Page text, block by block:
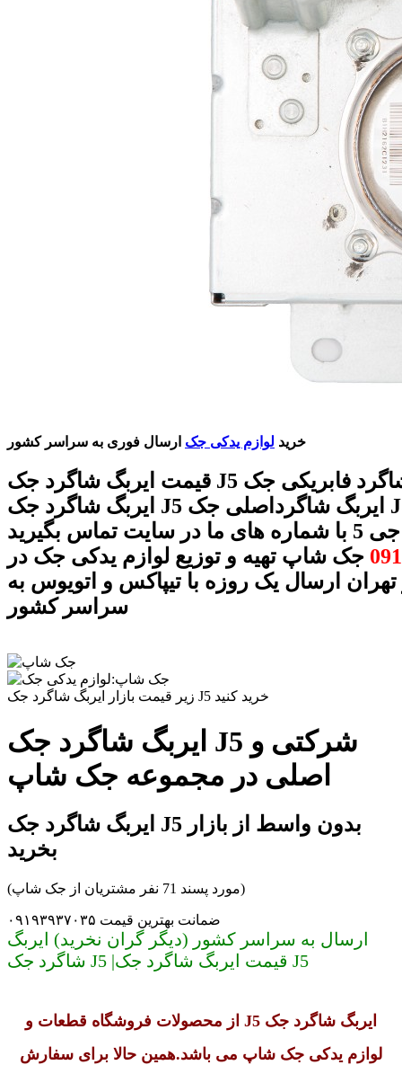
خرید لوازم یدکی جک ارسال فوری به سراسر کشور
قیمت ایربگ شاگرد جک J5 ایربگ شاگرد فابریکی جک J5
ایربگ شاگرد جک J5 ایربگ شاگرداصلی جک J5 ایربگ
بگیرید
جک شاپ تهیه و توزیع لوازم یدکی جک در
تهران ارسال یک روزه با تیپاکس و اتویوس به
سراسر کشور
زیر قیمت بازار ایربگ شاگرد جک J5 خرید کنید
ایربگ شاگرد جک J5 شرکتی و
اصلی در مجموعه جک شاپ
ایربگ شاگرد جک J5 بدون واسط از بازار
بخرید
(مورد پسند 71 نفر مشتریان از جک شاپ)
ضمانت بهترین قیمت ۰۹۱۹۳۹۳۷۰۳۵
ارسال به سراسر کشور (دیگر گران نخرید) ایربگ
شاگرد جک J5 |قیمت ایربگ شاگرد جک J5
ایربگ شاگرد جک J5
از محصولات فروشگاه قطعات و
لوازم یدکی جک شاپ می باشد.همین حالا برای سفارش